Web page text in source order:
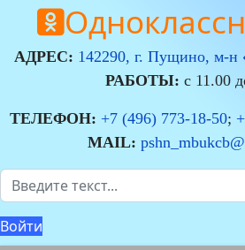
АДРЕС: 142290, г. Пущино, м-н
РАБОТЫ: с 11.00
ТЕЛЕФОН: +7 (496) 773-18-50;
MAIL:
Поиск
Войти